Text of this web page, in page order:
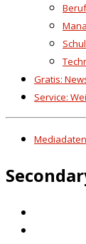
Gratis:
Service: